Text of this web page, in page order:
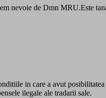
nevoie de Dmn MRU.Este
in care a avut
ilegale ale tradarii sale.